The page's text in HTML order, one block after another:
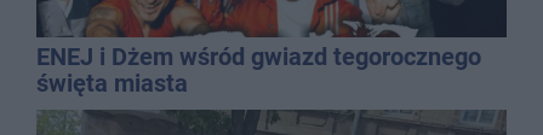
ENEJ i Dżem wśród gwiazd tegorocznego
święta miasta